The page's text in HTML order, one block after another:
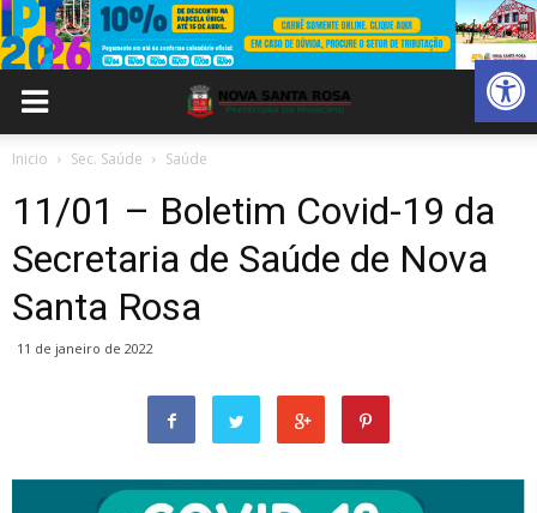
Abrir
Inicio Sec. Saúde Saúde
11/01 – Boletim Covid-19 da
Secretaria de Saúde de Nova
Santa Rosa
11 de janeiro de 2022